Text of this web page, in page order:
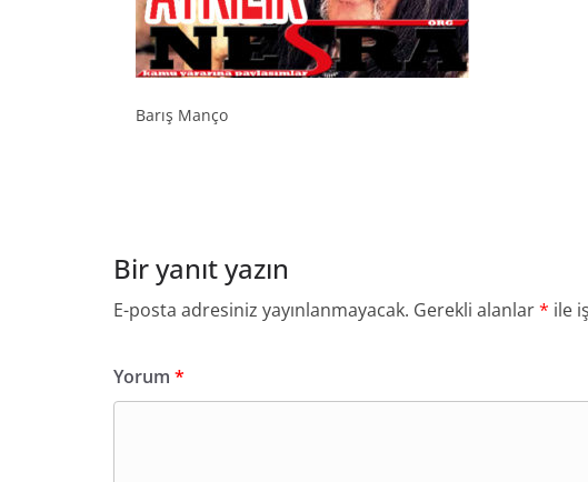
Barış Manço
Bir yanıt yazın
E-posta adresiniz yayınlanmayacak. Gerekli alanlar* ile
Yorum *